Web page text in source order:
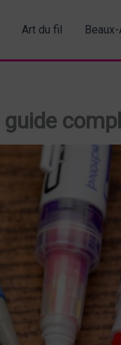
Art du fil